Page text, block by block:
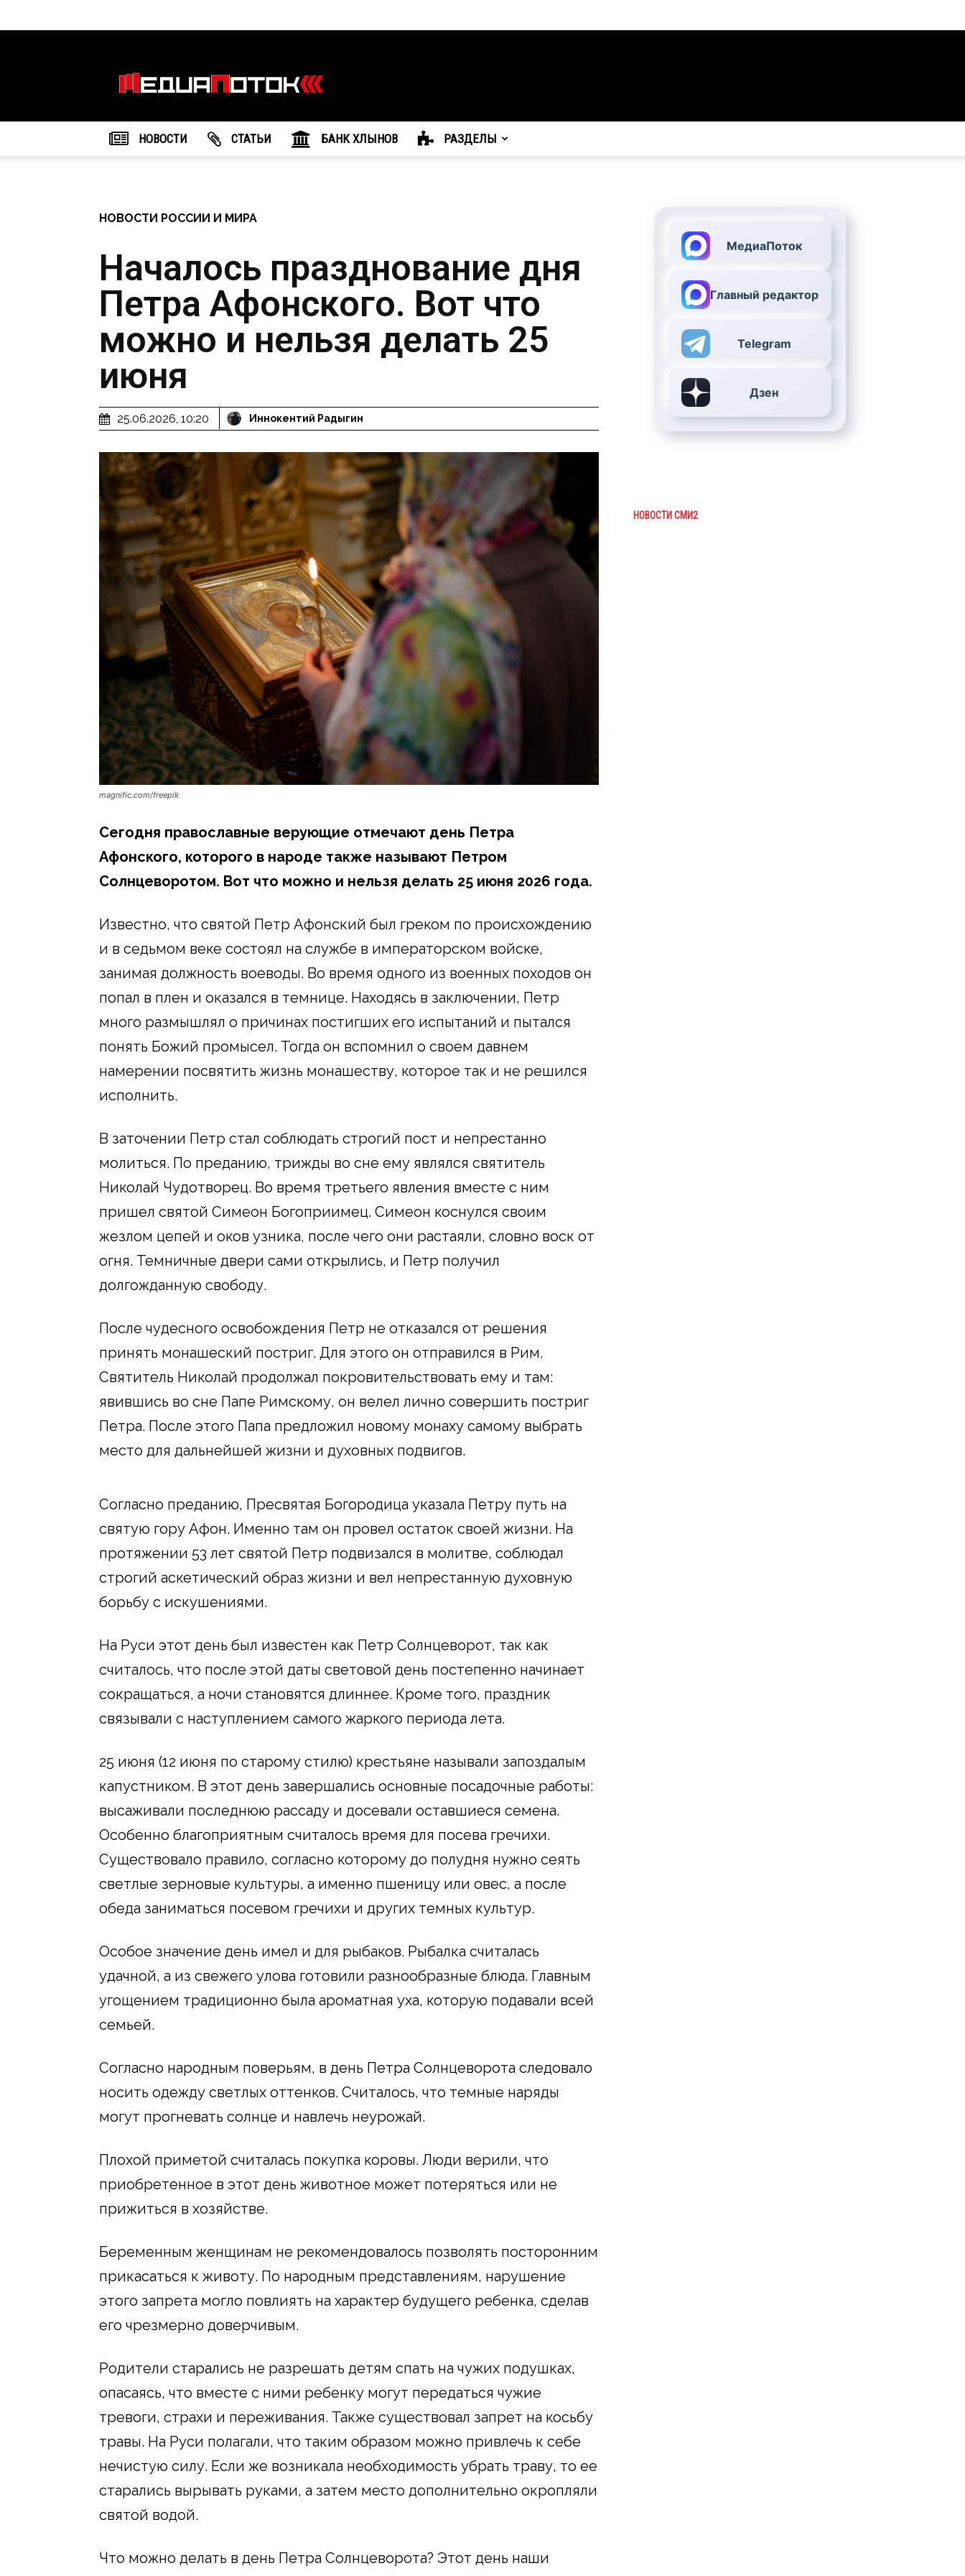
агентство
"МедиаПоток"
НОВОСТИ CТАТЬИ БАНК ХЛЫНОВ РАЗДЕЛЫ
НОВОСТИ РОССИИ И МИРА
Началось празднование дня
Петра Афонского. Вот что
можно и нельзя делать 25
июня
25.06.2026, 10:20 Иннокентий Радыгин
magnific.com/freepik
Сегодня православные верующие отмечают день Петра
Афонского, которого в народе также называют Петром
Солнцеворотом. Вот что можно и нельзя делать 25 июня 2026 года.
Известно, что святой Петр Афонский был греком по происхождению
и в седьмом веке состоял на службе в императорском войске,
занимая должность воеводы. Во время одного из военных походов он
попал в плен и оказался в темнице. Находясь в заключении, Петр
много размышлял о причинах постигших его испытаний и пытался
понять Божий промысел. Тогда он вспомнил о своем давнем
намерении посвятить жизнь монашеству, которое так и не решился
исполнить.
В заточении Петр стал соблюдать строгий пост и непрестанно
молиться. По преданию, трижды во сне ему являлся святитель
Николай Чудотворец. Во время третьего явления вместе с ним
пришел святой Симеон Богоприимец. Симеон коснулся своим
жезлом цепей и оков узника, после чего они растаяли, словно воск от
огня. Темничные двери сами открылись, и Петр получил
долгожданную свободу.
После чудесного освобождения Петр не отказался от решения
принять монашеский постриг. Для этого он отправился в Рим.
Святитель Николай продолжал покровительствовать ему и там:
явившись во сне Папе Римскому, он велел лично совершить постриг
Петра. После этого Папа предложил новому монаху самому выбрать
место для дальнейшей жизни и духовных подвигов.
Согласно преданию, Пресвятая Богородица указала Петру путь на
святую гору Афон. Именно там он провел остаток своей жизни. На
протяжении 53 лет святой Петр подвизался в молитве, соблюдал
строгий аскетический образ жизни и вел непрестанную духовную
борьбу с искушениями.
На Руси этот день был известен как Петр Солнцеворот, так как
считалось, что после этой даты световой день постепенно начинает
сокращаться, а ночи становятся длиннее. Кроме того, праздник
связывали с наступлением самого жаркого периода лета.
25 июня (12 июня по старому стилю) крестьяне называли запоздалым
капустником. В этот день завершались основные посадочные работы:
высаживали последнюю рассаду и досевали оставшиеся семена.
Особенно благоприятным считалось время для посева гречихи.
Существовало правило, согласно которому до полудня нужно сеять
светлые зерновые культуры, а именно пшеницу или овес, а после
обеда заниматься посевом гречихи и других темных культур.
Особое значение день имел и для рыбаков. Рыбалка считалась
удачной, а из свежего улова готовили разнообразные блюда. Главным
угощением традиционно была ароматная уха, которую подавали всей
семьей.
Согласно народным поверьям, в день Петра Солнцеворота следовало
носить одежду светлых оттенков. Считалось, что темные наряды
могут прогневать солнце и навлечь неурожай.
Плохой приметой считалась покупка коровы. Люди верили, что
приобретенное в этот день животное может потеряться или не
прижиться в хозяйстве.
Беременным женщинам не рекомендовалось позволять посторонним
прикасаться к животу. По народным представлениям, нарушение
этого запрета могло повлиять на характер будущего ребенка, сделав
его чрезмерно доверчивым.
Родители старались не разрешать детям спать на чужих подушках,
опасаясь, что вместе с ними ребенку могут передаться чужие
тревоги, страхи и переживания. Также существовал запрет на косьбу
травы. На Руси полагали, что таким образом можно привлечь к себе
нечистую силу. Если же возникала необходимость убрать траву, то ее
старались вырывать руками, а затем место дополнительно окропляли
святой водой.
Что можно делать в день Петра Солнцеворота? Этот день наши
МедиаПоток
Главный редактор
Telegram
Дзен
НОВОСТИ СМИ2